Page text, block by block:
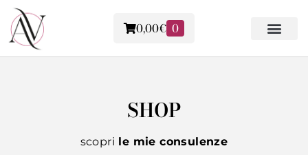
0,00€ 0
SHOP
scopri le mie consulenze